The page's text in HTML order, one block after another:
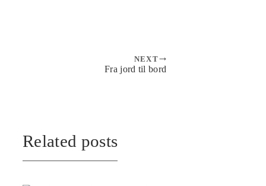
NEXT
Fra jord til bord
Related posts